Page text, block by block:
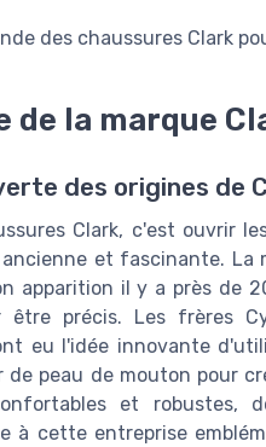
des chaussures Clark
de la marque
des origines de
Clark, c'est ouvrir
et fascinante. La
apparition il y a près de
être précis. Les frères
eu l'idée innovante
de peau de mouton pour
et robustes,
à cette entreprise